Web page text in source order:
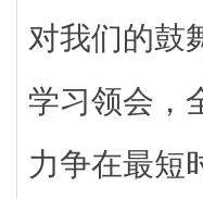
对我们的鼓
学习领会，
力争在最短